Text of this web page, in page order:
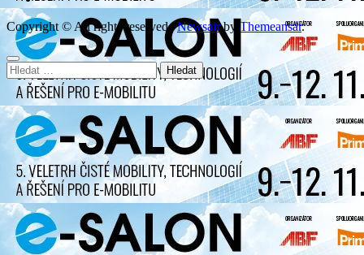
Copyright © All rights reserved|Newsairby Themeansar.
Vyhledávání